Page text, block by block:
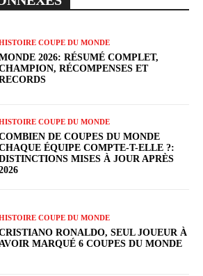
COUPE DU MONDE
2026: RÉSUMÉ COMPLET,
RÉCOMPENSES ET
COUPE DU MONDE
DE COUPES DU MONDE
ÉQUIPE COMPTE-T-ELLE ?:
MISES À JOUR APRÈS
COUPE DU MONDE
RONALDO, SEUL JOUEUR À
MARQUÉ 6 COUPES DU MONDE